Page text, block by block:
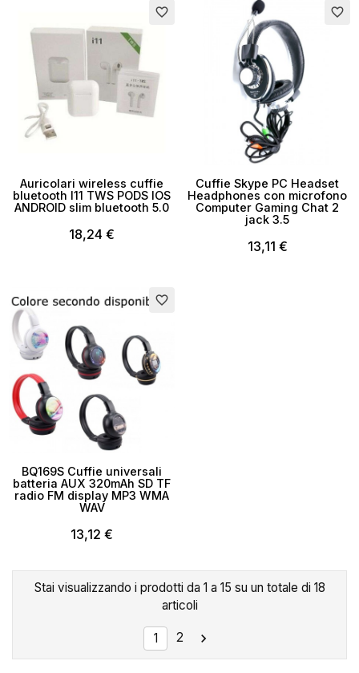
favorite_border
Auricolari wireless cuffie
bluetooth I11 TWS PODS IOS
ANDROID slim bluetooth 5.0
18,24 €
favorite_border
Cuffie Skype PC Headset
Headphones con microfono
Computer Gaming Chat 2
jack 3.5
13,11 €
favorite_border
BQ169S Cuffie universali
batteria AUX 320mAh SD TF
radio FM display MP3 WMA
WAV
13,12 €
Stai visualizzando i prodotti da 1 a 15 su un totale di 18
articoli
1 2 